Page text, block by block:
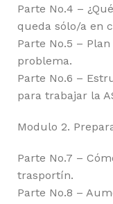
Parte No.4 –
queda sólo/a en
Parte No.5 –
problema.
Parte No.6 –
para trabajar la
Modulo 2.
Parte No.7 –
trasportín.
Parte No.8 –